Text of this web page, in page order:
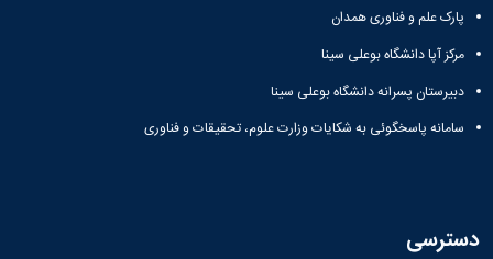
پارک علم و فناوری همدان
مرکز آپا دانشگاه بوعلی سینا
دبیرستان پسرانه دانشگاه بوعلی سینا
سامانه پاسخگوئی به شکایات وزارت علوم، تحقیقات و فناوری
دسترسی